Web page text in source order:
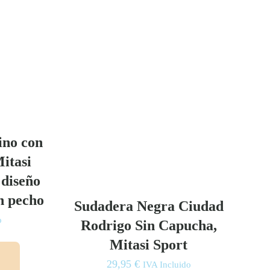
con
pecho
Sudadera Negra Ciudad
Rodrigo Sin Capucha,
Mitasi Sport
29,95 € IVA Incluido